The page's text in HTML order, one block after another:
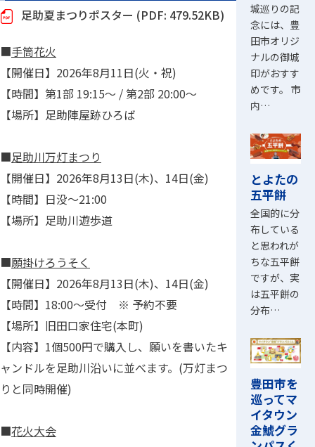
足助夏まつりポスター (PDF: 479.52KB)
■手筒花火
【開催日】2026年8月11日(火・祝)
【時間】第1部 19:15～ / 第2部 20:00～
【場所】足助陣屋跡ひろば
■足助川万灯まつり
【開催日】2026年8月13日(木)、14日(金)
【時間】日没～21:00
【場所】足助川遊歩道
■願掛けろうそく
【開催日】2026年8月13日(木)、14日(金)
【時間】18:00～受付 ※ 予約不要
【場所】旧田口家住宅(本町)
【内容】1個500円で購入し、願いを書いたキ
ャンドルを足助川沿いに並べます。(万灯まつ
りと同時開催)
■花火大会
城巡りの記
念には、豊
田市オリジ
ナルの御城
印がおすす
めです。 市
内…
とよたの
五平餅
全国的に分
布している
と思われが
ちな五平餅
ですが、実
は五平餅の
分布…
豊田市を
巡ってマ
イタウン
金鯱グラ